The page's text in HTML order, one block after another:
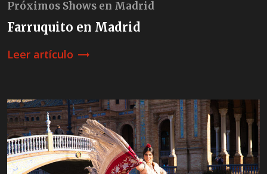
Próximos Shows en Madrid
Farruquito en Madrid
Leer artículo trending_flat